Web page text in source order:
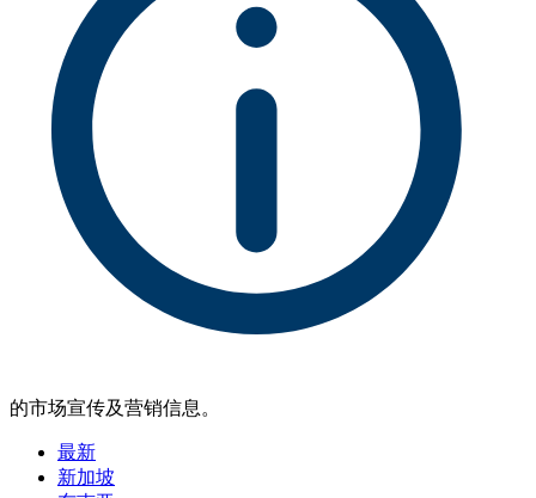
的市场宣传及营销信息。
最新
新加坡